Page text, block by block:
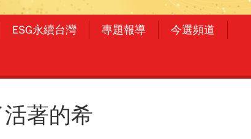
ESG永續台灣 專題報導 今選頻道
著的希